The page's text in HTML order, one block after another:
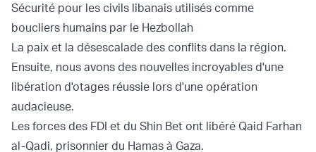
Sécurité pour les civils libanais utilisés comme
boucliers humains par le Hezbollah
La paix et la désescalade des conflits dans la région.
Ensuite, nous avons des nouvelles incroyables d'une
libération d'otages réussie lors d'une opération
audacieuse.
Les forces des FDI et du Shin Bet ont libéré Qaid Farhan
al-Qadi, prisonnier du Hamas à Gaza.